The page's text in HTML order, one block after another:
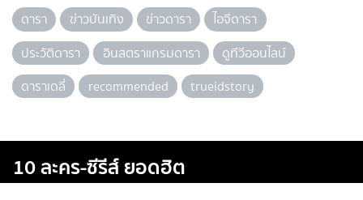
ดารา ข่าวบันเทิง ข่าวดารา
ไอจีดารา
ประวัติดารา
อินสตราแกรมดารา
ดูทีวีออนไลน์
ดาราเดลี่
recommended trueidstory
10 ละคร-ซีรีส์ ยอดฮิต